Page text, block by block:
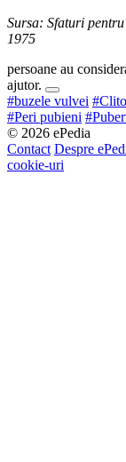
Sursa: Sfaturi
1975
persoane au
ajutor.
#buzele vulvei
#Peri pubieni
© 2026 ePedia
Contact Despre
cookie-uri